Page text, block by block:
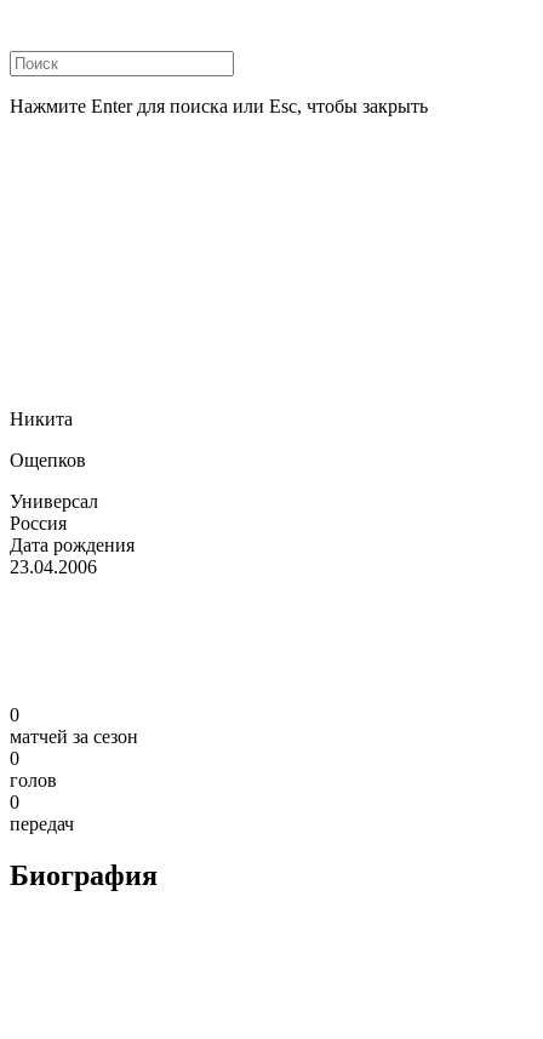
Нажмите Enter для поиска или Esc, чтобы закрыть
Никита
Ощепков
Универсал
Россия
Дата рождения
23.04.2006
0
матчей за сезон
0
голов
0
передач
Биография